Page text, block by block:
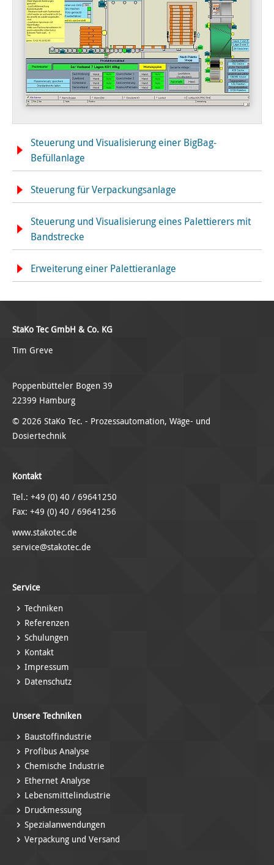
Steuerung und Visualisierung einer BigBag-
Befüllanlage
Steuerung für Verpackungsanlage
Steuerung und Visualisierung eines Palettierers mit
Bandstrecke
Erweiterung einer Palettieranlage
StaKo Tec GmbH & Co. KG
Tim Greve
Poppenbütteler Bogen 39
22399 Hamburg
© 2026 StaKo Tec. - Prozessautomation, Wäge- und
Dosiertechnik
Kontakt
Tel.: +49 (0) 40 / 69641250
Fax: +49 (0) 40 / 69641256
www.stakotec.de
service@stakotec.de
Service
Techniken
Referenzen
Schulungen
Kontakt
Impressum
Datenschutz
Unsere Techniken
Baustoff­industrie
Profibus Analyse
Chemische Industrie
Ethernet Analyse
Lebensmittel­industrie
Druckmessung
Spezial­anwendungen
Verpackung und Versand